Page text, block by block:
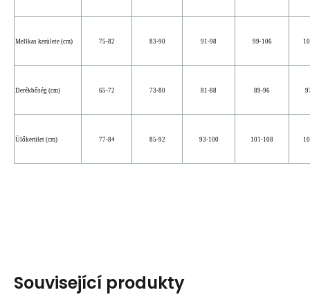
Mellkas kerülete (cm) 75-82 83-90 91-98 99-106
Derékbőség (cm) 65-72 73-80 81-88 89-96
Ülőkerület (cm) 77-84 85-92 93-100 101-108
Související produkty